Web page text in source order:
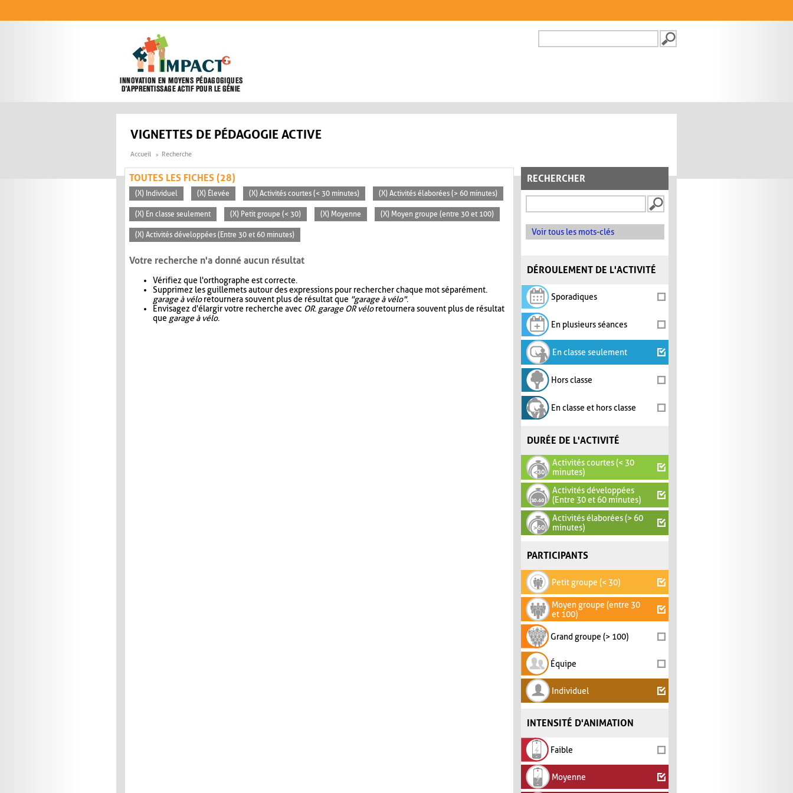
FORMULAIRE DE
VIGNETTES DE PÉDAGOGIE ACTIVE
Accueil Recherche
RECHERCHER
Voir tous les mots-clés
DÉROULEMENT DE L'ACTIVITÉ
Sporadiques
En plusieurs séances
En classe seulement
Hors classe
En classe et hors classe
DURÉE DE L'ACTIVITÉ
Activités courtes (< 30
minutes)
Activités développées
(Entre 30 et 60 minutes)
Activités élaborées (> 60
minutes)
PARTICIPANTS
Petit groupe (< 30)
Moyen groupe (entre 30
et 100)
Grand groupe (> 100)
Équipe
Individuel
INTENSITÉ D'ANIMATION
Faible
Moyenne
TOUTES LES FICHES (28)
(X) Individuel (X) Élevée (X) Activités courtes (< 30 minutes) (X) Activités élaborées (> 60 minutes)
(X) En classe seulement (X) Petit groupe (< 30) (X) Moyenne (X) Moyen groupe (entre 30 et 100)
(X) Activités développées (Entre 30 et 60 minutes)
Votre recherche n'a donné aucun résultat
Vérifiez que l'orthographe est correcte.
Supprimez les guillemets autour des expressions pour rechercher chaque mot séparément.
garage à véloretournera souvent plus de résultat que "garage à vélo".
Envisagez d'élargir votre recherche avec OR. garage OR véloretournera souvent plus de résultat
que garage à vélo.